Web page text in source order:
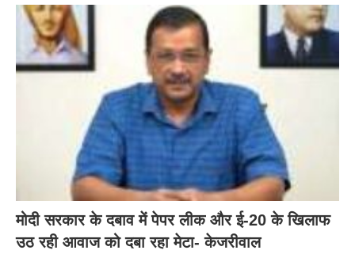
मोदी सरकार के दबाव में पेपर लीक और ई-20 के खिलाफ
उठ रही आवाज को दबा रहा मेटा- केजरीवाल